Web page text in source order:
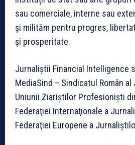
sau comerciale, interne sau
și milităm pentru progres,
și prosperitate.
Jurnaliștii Financial Intelligence
MediaSind – Sindicatul Român
Uniunii Ziariștilor Profesioniști
Federaţiei Internaţionale a
Federaţiei Europene a